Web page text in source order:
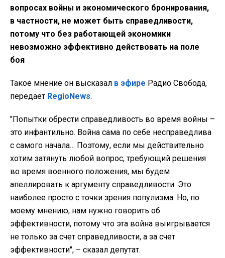
вопросах войны и экономического бронирования,
в частности, не может быть справедливости,
потому что без работающей экономики
невозможно эффективно действовать на поле
боя
Такое мнение он высказал в эфире Радио Свобода,
передает RegioNews.
"Попытки обрести справедливость во время войны –
это инфантильно. Война сама по себе несправедлива
с самого начала… Поэтому, если мы действительно
хотим затянуть любой вопрос, требующий решения
во время военного положения, мы будем
апеллировать к аргументу справедливости. Это
наиболее просто с точки зрения популизма. Но, по
моему мнению, нам нужно говорить об
эффективности, потому что эта война выигрывается
не только за счет справедливости, а за счет
эффективности", – сказал депутат.